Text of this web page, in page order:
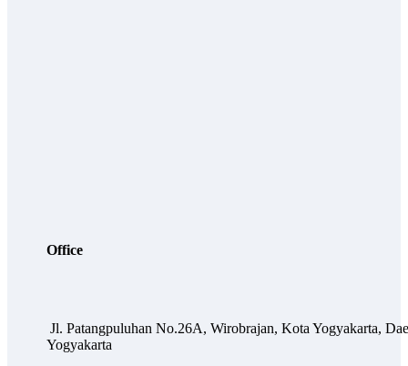
Office
Jl. Patangpuluhan No.26A, Wirobrajan, Kota Yogyakarta,
Yogyakarta